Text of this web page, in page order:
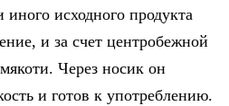
иного исходного продукта
и за счет центробежной
Через носик он
и готов к употреблению.